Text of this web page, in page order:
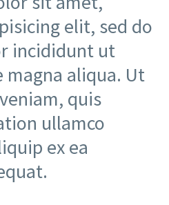
elit, sed do
incididunt ut
aliqua. Ut
quis
ullamco
ex ea